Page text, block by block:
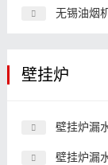
无锡油烟
壁挂炉
壁挂炉漏
壁挂炉漏